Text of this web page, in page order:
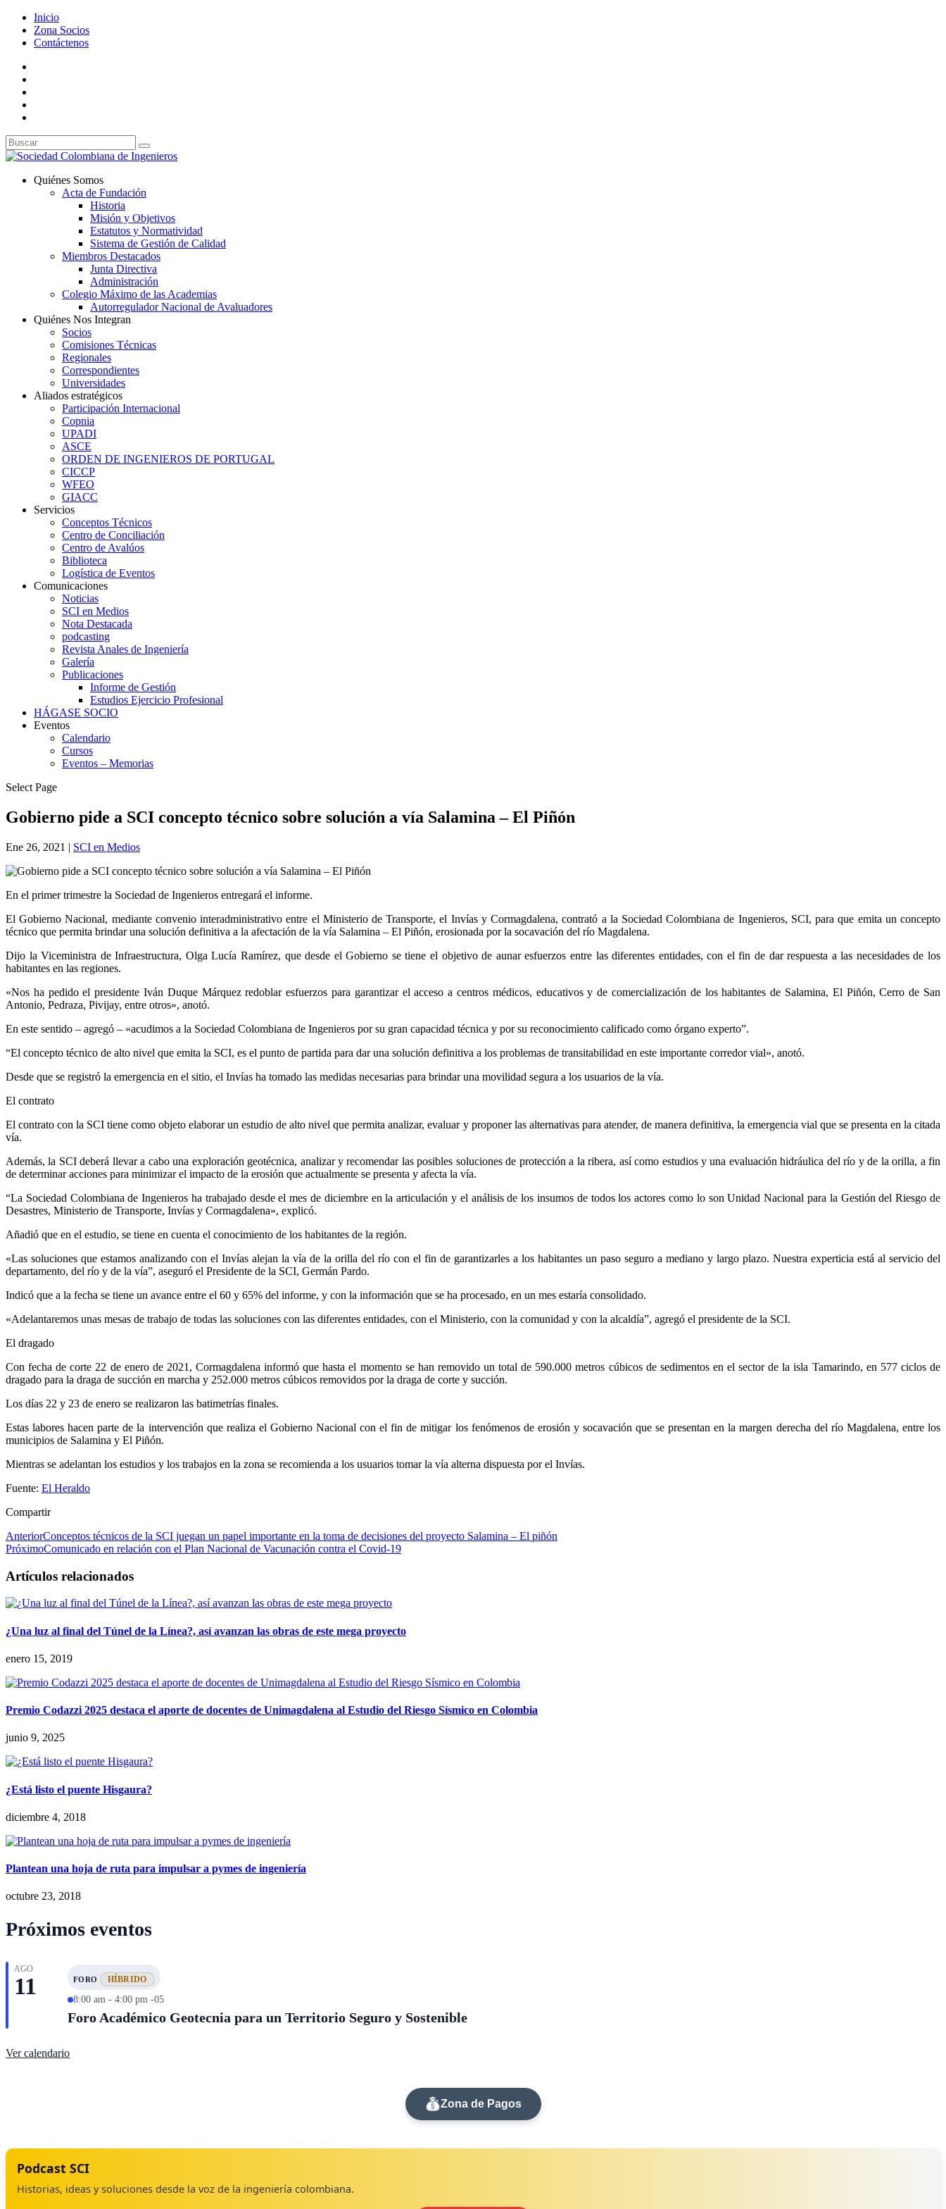
Inicio
Zona Socios
Contáctenos
Quiénes Somos
Acta de Fundación
Historia
Misión y Objetivos
Estatutos y Normatividad
Sistema de Gestión de Calidad
Miembros Destacados
Junta Directiva
Administración
Colegio Máximo de las Academias
Autorregulador Nacional de Avaluadores
Quiénes Nos Integran
Socios
Comisiones Técnicas
Regionales
Correspondientes
Universidades
Aliados estratégicos
Participación Internacional
Copnia
UPADI
ASCE
ORDEN DE INGENIEROS DE PORTUGAL
CICCP
WFEO
GIACC
Servicios
Conceptos Técnicos
Centro de Conciliación
Centro de Avalúos
Biblioteca
Logística de Eventos
Comunicaciones
Noticias
SCI en Medios
Nota Destacada
podcasting
Revista Anales de Ingeniería
Galería
Publicaciones
Informe de Gestión
Estudios Ejercicio Profesional
HÁGASE SOCIO
Eventos
Calendario
Cursos
Eventos – Memorias
Select Page
Gobierno pide a SCI concepto técnico sobre solución a vía Salamina – El Piñón
Ene 26, 2021 | SCI en Medios
En el primer trimestre la Sociedad de Ingenieros entregará el informe.
El Gobierno Nacional, mediante convenio interadministrativo entre el Ministerio de Transporte, el Invías y Cormagdalena, contrató a la Sociedad Colombiana de Ingenieros, SCI, para que emita un concepto
técnico que permita brindar una solución definitiva a la afectación de la vía Salamina – El Piñón, erosionada por la socavación del río Magdalena.
Dijo la Viceministra de Infraestructura, Olga Lucía Ramírez, que desde el Gobierno se tiene el objetivo de aunar esfuerzos entre las diferentes entidades, con el fin de dar respuesta a las necesidades de los
habitantes en las regiones.
«Nos ha pedido el presidente Iván Duque Márquez redoblar esfuerzos para garantizar el acceso a centros médicos, educativos y de comercialización de los habitantes de Salamina, El Piñón, Cerro de San
Antonio, Pedraza, Pivijay, entre otros», anotó.
En este sentido – agregó – «acudimos a la Sociedad Colombiana de Ingenieros por su gran capacidad técnica y por su reconocimiento calificado como órgano experto”.
“El concepto técnico de alto nivel que emita la SCI, es el punto de partida para dar una solución definitiva a los problemas de transitabilidad en este importante corredor vial», anotó.
Desde que se registró la emergencia en el sitio, el Invías ha tomado las medidas necesarias para brindar una movilidad segura a los usuarios de la vía.
El contrato
El contrato con la SCI tiene como objeto elaborar un estudio de alto nivel que permita analizar, evaluar y proponer las alternativas para atender, de manera definitiva, la emergencia vial que se presenta en la citada
vía.
Además, la SCI deberá llevar a cabo una exploración geotécnica, analizar y recomendar las posibles soluciones de protección a la ribera, así como estudios y una evaluación hidráulica del río y de la orilla, a fin
de determinar acciones para minimizar el impacto de la erosión que actualmente se presenta y afecta la vía.
“La Sociedad Colombiana de Ingenieros ha trabajado desde el mes de diciembre en la articulación y el análisis de los insumos de todos los actores como lo son Unidad Nacional para la Gestión del Riesgo de
Desastres, Ministerio de Transporte, Invías y Cormagdalena», explicó.
Añadió que en el estudio, se tiene en cuenta el conocimiento de los habitantes de la región.
«Las soluciones que estamos analizando con el Invías alejan la vía de la orilla del río con el fin de garantizarles a los habitantes un paso seguro a mediano y largo plazo. Nuestra experticia está al servicio del
departamento, del río y de la vía”, aseguró el Presidente de la SCI, Germán Pardo.
Indicó que a la fecha se tiene un avance entre el 60 y 65% del informe, y con la información que se ha procesado, en un mes estaría consolidado.
«Adelantaremos unas mesas de trabajo de todas las soluciones con las diferentes entidades, con el Ministerio, con la comunidad y con la alcaldía”, agregó el presidente de la SCI.
El dragado
Con fecha de corte 22 de enero de 2021, Cormagdalena informó que hasta el momento se han removido un total de 590.000 metros cúbicos de sedimentos en el sector de la isla Tamarindo, en 577 ciclos de
dragado para la draga de succión en marcha y 252.000 metros cúbicos removidos por la draga de corte y succión.
Los días 22 y 23 de enero se realizaron las batimetrías finales.
Estas labores hacen parte de la intervención que realiza el Gobierno Nacional con el fin de mitigar los fenómenos de erosión y socavación que se presentan en la margen derecha del río Magdalena, entre los
municipios de Salamina y El Piñón.
Mientras se adelantan los estudios y los trabajos en la zona se recomienda a los usuarios tomar la vía alterna dispuesta por el Invías.
Fuente: El Heraldo
Compartir
AnteriorConceptos técnicos de la SCI juegan un papel importante en la toma de decisiones del proyecto Salamina – El piñón
PróximoComunicado en relación con el Plan Nacional de Vacunación contra el Covid-19
Artículos relacionados
¿Una luz al final del Túnel de la Línea?, así avanzan las obras de este mega proyecto
enero 15, 2019
Premio Codazzi 2025 destaca el aporte de docentes de Unimagdalena al Estudio del Riesgo Sísmico en Colombia
junio 9, 2025
¿Está listo el puente Hisgaura?
diciembre 4, 2018
Plantean una hoja de ruta para impulsar a pymes de ingeniería
octubre 23, 2018
Próximos eventos
AGO
11 FORO HÍBRIDO
8:00 am - 4:00 pm -05
Foro Académico Geotecnia para un Territorio Seguro y Sostenible
Ver calendario
Zona de Pagos
Podcast SCI
Historias, ideas y soluciones desde la voz de la ingeniería colombiana.